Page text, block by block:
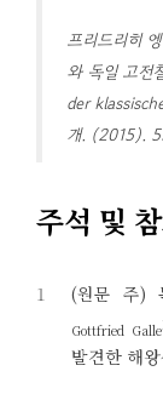
프리드리히
와 독일 고전
der
개. (2015).
주석 및
1 (원문 주)
Gottfried Galle
발견한 해왕